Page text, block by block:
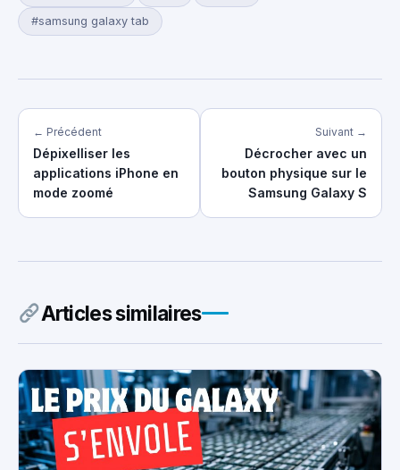
#samsung galaxy tab
← Précédent
Dépixelliser les
applications iPhone en
mode zoomé
Suivant →
Décrocher avec un
bouton physique sur le
Samsung Galaxy S
Articles similaires